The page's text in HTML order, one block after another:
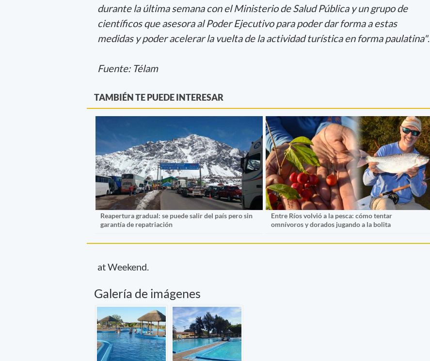
durante la última semana con el Ministerio de Salud Pública y un grupo de
científicos que asesora al Poder Ejecutivo para poder dar forma a estas
medidas y poder acelerar la vuelta de la actividad turística en forma paulatina".
Fuente: Télam
TAMBIÉN TE PUEDE INTERESAR
Reapertura gradual: se puede salir del país pero sin
garantía de repatriación
Entre Ríos volvió a la pesca: cómo tentar
omnívoros y dorados jugando a la bolita
at Weekend.
Galería de imágenes